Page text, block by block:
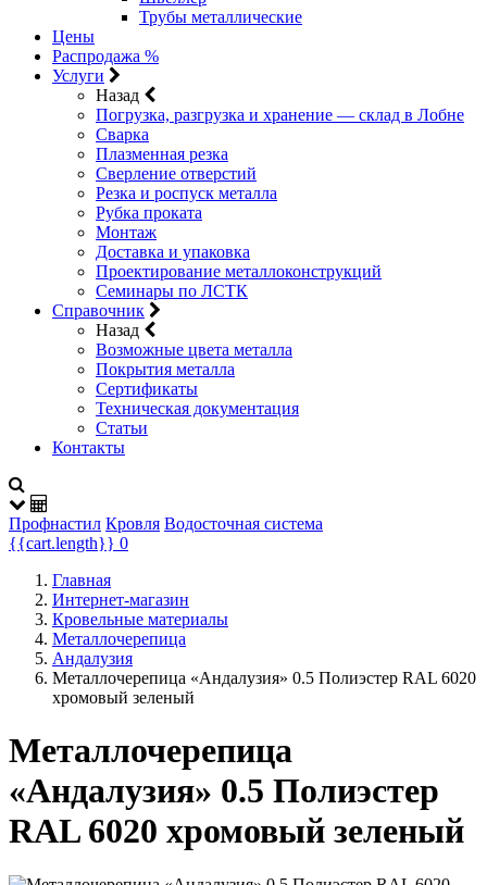
Трубы металлические
Цены
Распродажа %
Услуги
Назад
Погрузка, разгрузка и хранение — склад в Лобне
Сварка
Плазменная резка
Сверление отверстий
Резка и роспуск металла
Рубка проката
Монтаж
Доставка и упаковка
Проектирование металлоконструкций
Семинары по ЛСТК
Справочник
Назад
Возможные цвета металла
Покрытия металла
Сертификаты
Техническая документация
Статьи
Контакты
Профнастил Кровля Водосточная система
{{cart.length}} 0
Главная
Интернет-магазин
Кровельные материалы
Металлочерепица
Андалузия
Металлочерепица «Андалузия» 0.5 Полиэстер RAL 6020
хромовый зеленый
Металлочерепица
«Андалузия» 0.5 Полиэстер
RAL 6020 хромовый зеленый